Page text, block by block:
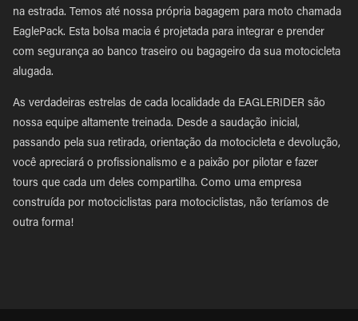
na estrada. Temos até nossa própria bagagem para moto chamada
EaglePack. Esta bolsa macia é projetada para integrar e prender
com segurança ao banco traseiro ou bagageiro da sua motocicleta
alugada.
As verdadeiras estrelas de cada localidade da EAGLERIDER são
nossa equipe altamente treinada. Desde a saudação inicial,
passando pela sua retirada, orientação da motocicleta e devolução,
você apreciará o profissionalismo e a paixão por pilotar e fazer
tours que cada um deles compartilha. Como uma empresa
construída por motociclistas para motociclistas, não teríamos de
outra forma!